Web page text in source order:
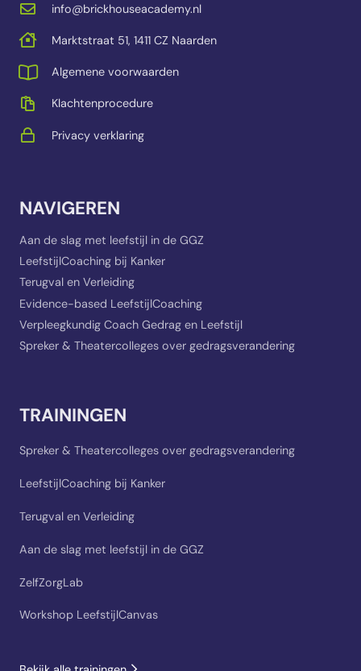
info@brickhouseacademy.nl
Marktstraat 51, 1411 CZ Naarden
Algemene voorwaarden
Klachtenprocedure
Privacy verklaring
NAVIGEREN
Aan de slag met leefstijl in de GGZ
LeefstijlCoaching bij Kanker
Terugval en Verleiding
Evidence-based LeefstijlCoaching
Verpleegkundig Coach Gedrag en Leefstijl
Spreker & Theatercolleges over gedragsverandering
TRAININGEN
Spreker & Theatercolleges over gedragsverandering
LeefstijlCoaching bij Kanker
Terugval en Verleiding
Aan de slag met leefstijl in de GGZ
ZelfZorgLab
Workshop LeefstijlCanvas